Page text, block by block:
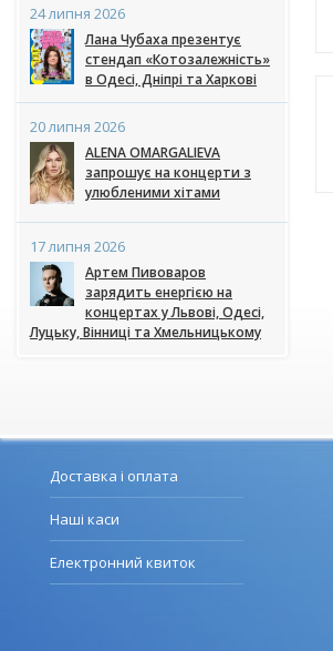
24 липня 2026
Лана Чубаха презентує
стендап «Котозалежність»
в Одесі, Дніпрі та Харкові
20 липня 2026
ALENA OMARGALIEVA
запрошує на концерти з
улюбленими хітами
17 липня 2026
Артем Пивоваров
зарядить енергією на
концертах у Львові, Одесі,
Луцьку, Вінниці та Хмельницькому
Доставка і оплата
Наші каси
Електронний квиток